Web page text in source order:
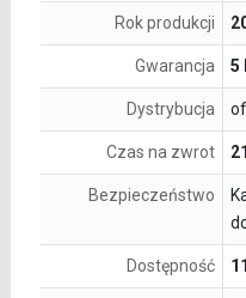
Rok produkcji
Gwarancja 5
Dystrybucja
Czas na zwrot
Bezpieczeństwo
Dostępność